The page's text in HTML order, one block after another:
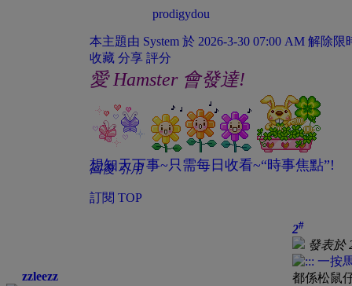
prodigydou
本主題由 System 於 2026-3-30 07:00 AM 解除限
收藏 分享 評分
愛 Hamster 會發達!
想知天下事~只需每日收看~“時事焦點”!
回復 引用
訂閱 TOP
zzleezz
2#
發表於
都係松鼠